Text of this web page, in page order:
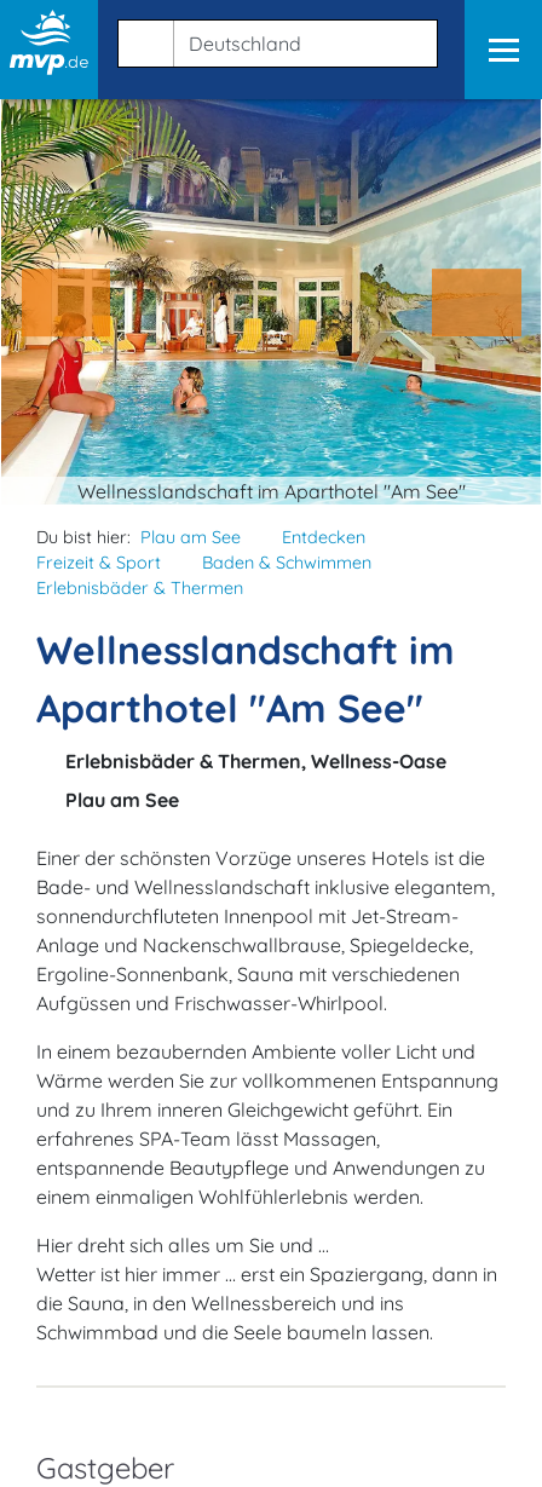
Wellnesslandschaft im Aparthotel "Am See"
Du bist hier: Plau am See
Entdecken
Freizeit & Sport
Baden & Schwimmen
Erlebnisbäder & Thermen
Wellnesslandschaft im
Aparthotel "Am See"
Erlebnisbäder & Thermen, Wellness-Oase
Plau am See
Einer der schönsten Vorzüge unseres Hotels ist die
Bade- und Wellnesslandschaft inklusive elegantem,
sonnendurchfluteten Innenpool mit Jet-Stream-
Anlage und Nackenschwallbrause, Spiegeldecke,
Ergoline-Sonnenbank, Sauna mit verschiedenen
Aufgüssen und Frischwasser-Whirlpool.
In einem bezaubernden Ambiente voller Licht und
Wärme werden Sie zur vollkommenen Entspannung
und zu Ihrem inneren Gleichgewicht geführt. Ein
erfahrenes SPA-Team lässt Massagen,
entspannende Beautypflege und Anwendungen zu
einem einmaligen Wohlfühlerlebnis werden.
Hier dreht sich alles um Sie und …
Wetter ist hier immer … erst ein Spaziergang, dann in
die Sauna, in den Wellnessbereich und ins
Schwimmbad und die Seele baumeln lassen.
Gastgeber